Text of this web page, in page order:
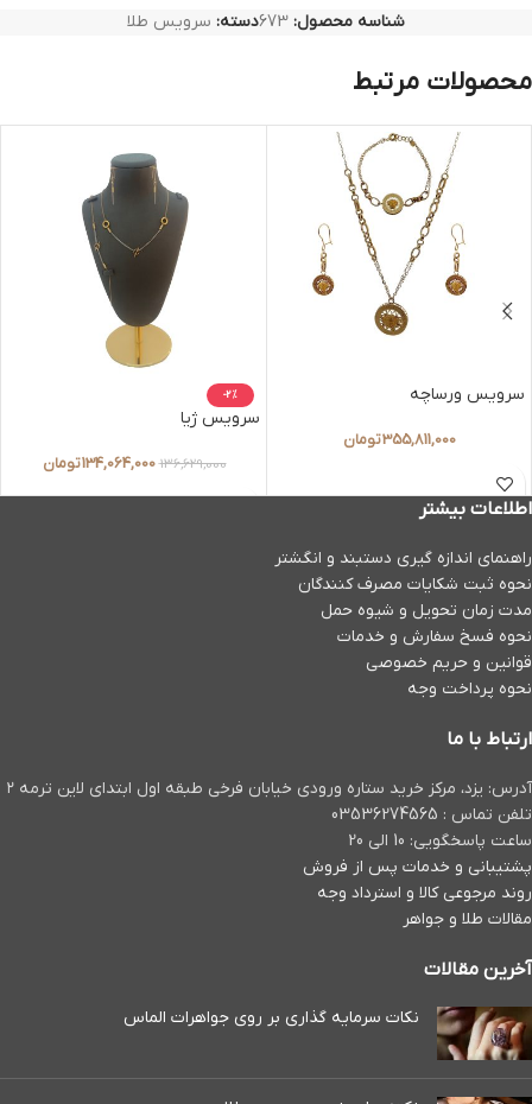
شناسه محصول: 673دسته: سرویس طلا
محصولات مرتبط
سرویس ورساچه
355,811,000تومان
-2%
سرویس ژیا
136,629,000
134,064,000تومان
اطلاعات بیشتر
راهنمای اندازه گیری دستبند و انگشتر
نحوه ثبت شكايات مصرف كنندگان
مدت زمان تحويل و شیوه حمل
نحوه فسخ سفارش و خدمات
قوانین و حریم خصوصی
نحوه پرداخت وجه
ارتباط با ما
آدرس: یزد، مرکز خرید ستاره ورودی خیابان فرخی طبقه اول ابتدای لاین ترمه ۲
تلفن تماس : 03536274565
ساعت پاسخگویی: 10 الی 20
پشتیبانی و خدمات پس از فروش
روند مرجوعی کالا و استرداد وجه
مقالات طلا و جواهر
آخرین مقالات
نکات سرمایه گذاری بر روی جواهرات الماس